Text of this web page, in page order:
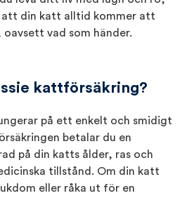
att din katt alltid kommer att
vad som händer.
kattförsäkring?
på ett enkelt och smidigt
betalar du en
på din katts ålder, ras och
tillstånd. Om din katt
eller råka ut för en